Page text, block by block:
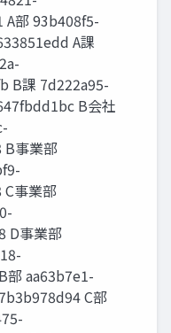
A部 93b408f5-
A課
B課 7d222a95-
B会社
B事業部
事業部
D事業部
部 aa63b7e1-
C部